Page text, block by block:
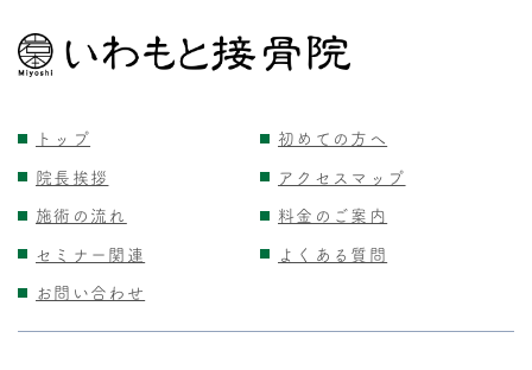
トップ
初めての方へ
院長挨拶
アクセスマップ
施術の流れ
料金のご案内
セミナー関連
よくある質問
お問い合わせ